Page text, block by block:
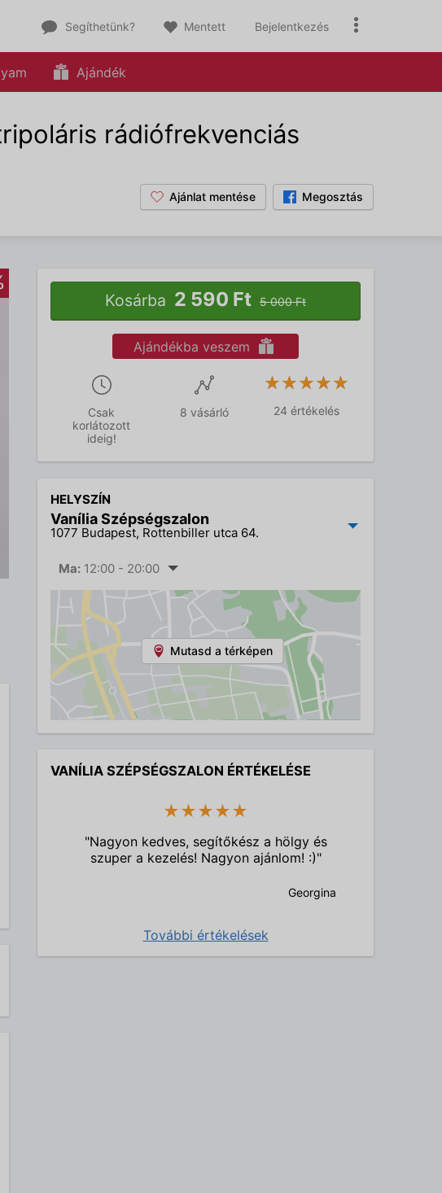
Segíthetünk? Mentett Bejelentkezés
Ajándék
rádiófrekvenciás
Megosztás
Ajánlat mentése
Kosárba 2 590 Ft 5 000 Ft
Ajándékba veszem
Csak
korlátozott
ideig!
8 vásárló
★★★★★
★★★★★
24 értékelés
HELYSZÍN
Vanília Szépségszalon
1077 Budapest, Rottenbiller utca 64.
Ma: 12:00 - 20:00
Mutasd a térképen
VANÍLIA SZÉPSÉGSZALON ÉRTÉKELÉSE
★★★★★
"Nagyon kedves, segítőkész a hölgy és
szuper a kezelés! Nagyon ajánlom! :)"
Georgina
További értékelések